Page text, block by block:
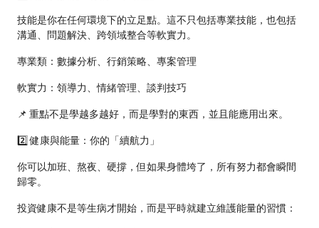
技能是你在任何環境下的立足點。這不只包括專業技能，也包括
溝通、問題解決、跨領域整合等軟實力。
專業類：數據分析、行銷策略、專案管理
軟實力：領導力、情緒管理、談判技巧
📌 重點不是學越多越好，而是學對的東西，並且能應用出來。
2️⃣ 健康與能量：你的「續航力」
你可以加班、熬夜、硬撐，但如果身體垮了，所有努力都會瞬間
歸零。
投資健康不是等生病才開始，而是平時就建立維護能量的習慣：